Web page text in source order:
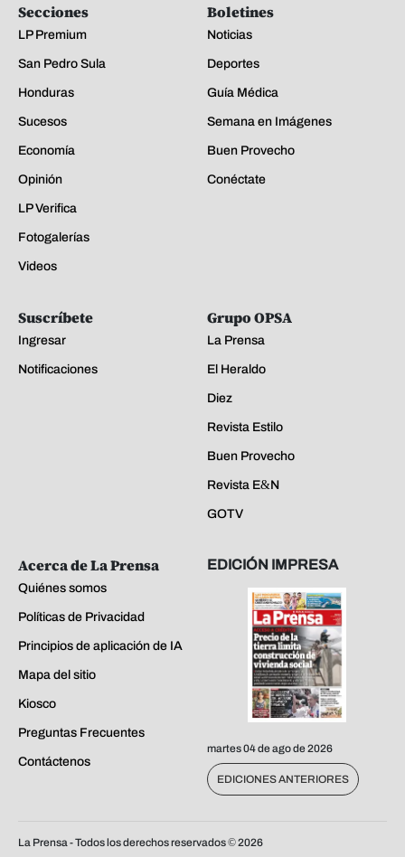
Secciones
LP Premium
San Pedro Sula
Honduras
Sucesos
Economía
Opinión
LP Verifica
Fotogalerías
Videos
Boletines
Noticias
Deportes
Guía Médica
Semana en Imágenes
Buen Provecho
Conéctate
Suscríbete
Ingresar
Notificaciones
Grupo OPSA
La Prensa
El Heraldo
Diez
Revista Estilo
Buen Provecho
Revista E&N
GOTV
Acerca de La Prensa
Quiénes somos
Políticas de Privacidad
Principios de aplicación de IA
Mapa del sitio
Kiosco
Preguntas Frecuentes
Contáctenos
EDICIÓN IMPRESA
martes 04 de ago de 2026
EDICIONES ANTERIORES
La Prensa - Todos los derechos reservados ©2026